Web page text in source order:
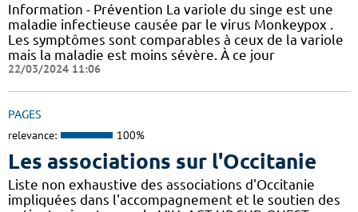
Information - Prévention La variole du singe est une
maladie infectieuse causée par le virus Monkeypox .
Les symptômes sont comparables à ceux de la variole
mais la maladie est moins sévère. À ce jour
22/03/2024 11:06
PAGES
relevance: 100%
Les associations sur l'Occitanie
Liste non exhaustive des associations d'Occitanie
impliquées dans l'accompagnement et le soutien des